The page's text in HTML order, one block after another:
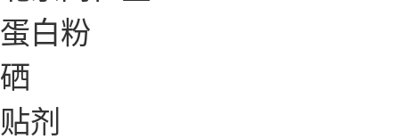
蛋白粉
硒
贴剂